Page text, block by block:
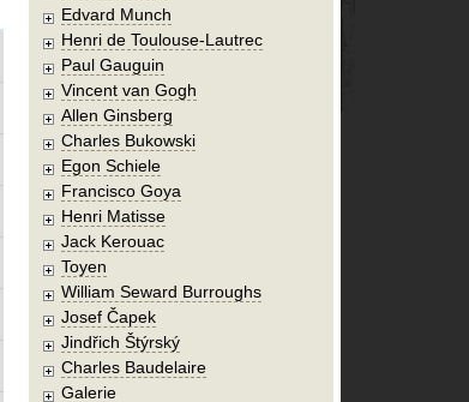
Edvard Munch
Henri de Toulouse-Lautrec
Paul Gauguin
Vincent van Gogh
Allen Ginsberg
Charles Bukowski
Egon Schiele
Francisco Goya
Henri Matisse
Jack Kerouac
Toyen
William Seward Burroughs
Josef Čapek
Jindřich Štýrský
Charles Baudelaire
Galerie